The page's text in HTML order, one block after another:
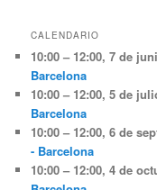
CALENDARIO
10:00 – 12:00,7 de
Barcelona
10:00 – 12:00,5 de
Barcelona
10:00 – 12:00,6 de
- Barcelona
10:00 – 12:00,4 de